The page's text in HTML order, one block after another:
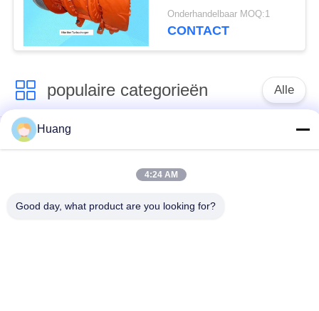
Onderhandelbaar MOQ:1
CONTACT
populaire categorieën Alle
Marine Turbocharger
Parts
Turbocompressor
IHI-
ONTMOETE
Huang
4:24 AM
Good day, what product are you looking for?